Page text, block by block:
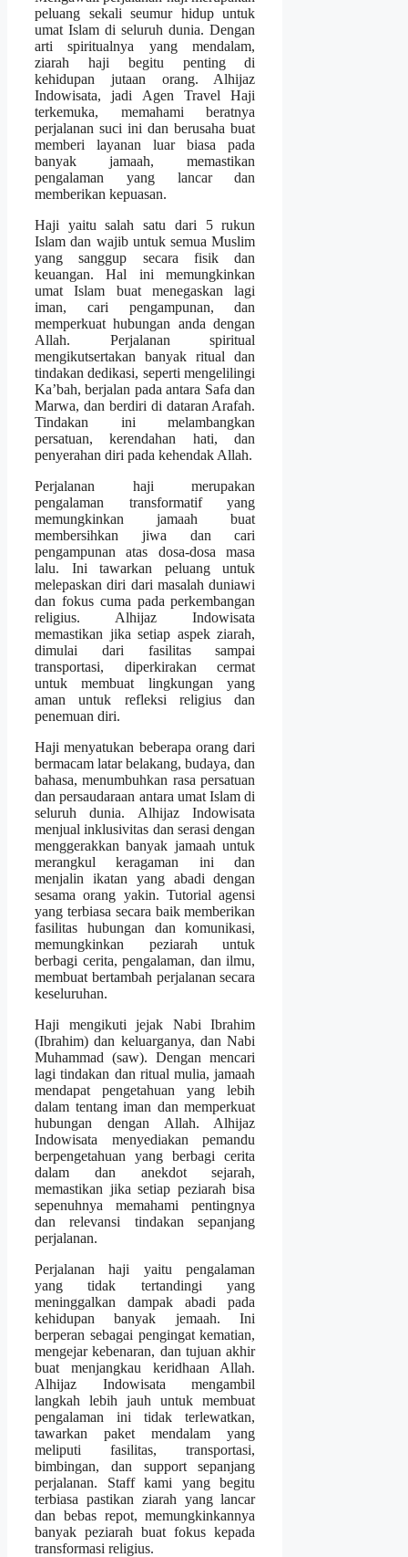
peluang sekali seumur hidup untuk
umat Islam di seluruh dunia. Dengan
arti spiritualnya yang mendalam,
ziarah haji begitu penting di
kehidupan jutaan orang. Alhijaz
Indowisata, jadi Agen Travel Haji
terkemuka, memahami beratnya
perjalanan suci ini dan berusaha buat
memberi layanan luar biasa pada
banyak jamaah, memastikan
pengalaman yang lancar dan
memberikan kepuasan.
Haji yaitu salah satu dari 5 rukun
Islam dan wajib untuk semua Muslim
yang sanggup secara fisik dan
keuangan. Hal ini memungkinkan
umat Islam buat menegaskan lagi
iman, cari pengampunan, dan
memperkuat hubungan anda dengan
Allah. Perjalanan spiritual
mengikutsertakan banyak ritual dan
tindakan dedikasi, seperti mengelilingi
Ka’bah, berjalan pada antara Safa dan
Marwa, dan berdiri di dataran Arafah.
Tindakan ini melambangkan
persatuan, kerendahan hati, dan
penyerahan diri pada kehendak Allah.
Perjalanan haji merupakan
pengalaman transformatif yang
memungkinkan jamaah buat
membersihkan jiwa dan cari
pengampunan atas dosa-dosa masa
lalu. Ini tawarkan peluang untuk
melepaskan diri dari masalah duniawi
dan fokus cuma pada perkembangan
religius. Alhijaz Indowisata
memastikan jika setiap aspek ziarah,
dimulai dari fasilitas sampai
transportasi, diperkirakan cermat
untuk membuat lingkungan yang
aman untuk refleksi religius dan
penemuan diri.
Haji menyatukan beberapa orang dari
bermacam latar belakang, budaya, dan
bahasa, menumbuhkan rasa persatuan
dan persaudaraan antara umat Islam di
seluruh dunia. Alhijaz Indowisata
menjual inklusivitas dan serasi dengan
menggerakkan banyak jamaah untuk
merangkul keragaman ini dan
menjalin ikatan yang abadi dengan
sesama orang yakin. Tutorial agensi
yang terbiasa secara baik memberikan
fasilitas hubungan dan komunikasi,
memungkinkan peziarah untuk
berbagi cerita, pengalaman, dan ilmu,
membuat bertambah perjalanan secara
keseluruhan.
Haji mengikuti jejak Nabi Ibrahim
(Ibrahim) dan keluarganya, dan Nabi
Muhammad (saw). Dengan mencari
lagi tindakan dan ritual mulia, jamaah
mendapat pengetahuan yang lebih
dalam tentang iman dan memperkuat
hubungan dengan Allah. Alhijaz
Indowisata menyediakan pemandu
berpengetahuan yang berbagi cerita
dalam dan anekdot sejarah,
memastikan jika setiap peziarah bisa
sepenuhnya memahami pentingnya
dan relevansi tindakan sepanjang
perjalanan.
Perjalanan haji yaitu pengalaman
yang tidak tertandingi yang
meninggalkan dampak abadi pada
kehidupan banyak jemaah. Ini
berperan sebagai pengingat kematian,
mengejar kebenaran, dan tujuan akhir
buat menjangkau keridhaan Allah.
Alhijaz Indowisata mengambil
langkah lebih jauh untuk membuat
pengalaman ini tidak terlewatkan,
tawarkan paket mendalam yang
meliputi fasilitas, transportasi,
bimbingan, dan support sepanjang
perjalanan. Staff kami yang begitu
terbiasa pastikan ziarah yang lancar
dan bebas repot, memungkinkannya
banyak peziarah buat fokus kepada
transformasi religius.